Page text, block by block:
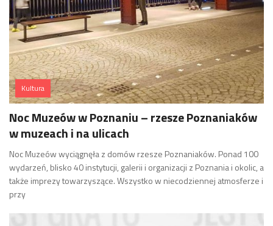
Kultura
Noc Muzeów w Poznaniu – rzesze Poznaniaków
w muzeach i na ulicach
Noc Muzeów wyciągnęła z domów rzesze Poznaniaków. Ponad 100
wydarzeń, blisko 40 instytucji, galerii i organizacji z Poznania i okolic, a
także imprezy towarzyszące. Wszystko w niecodziennej atmosferze i
przy